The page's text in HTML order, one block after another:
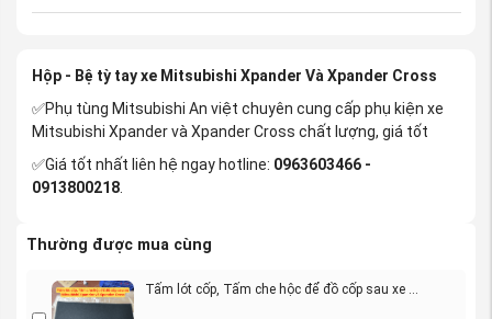
Hộp - Bệ tỳ tay xe Mitsubishi Xpander Và Xpander Cross
✅Phụ tùng Mitsubishi An việt chuyên cung cấp phụ kiện xe
Mitsubishi Xpander và Xpander Cross chất lượng, giá tốt
✅Giá tốt nhất liên hệ ngay hotline: 0963603466 -
0913800218.
Thường được mua cùng
Tấm lót cốp, Tấm che hộc để đồ cốp sau xe ...